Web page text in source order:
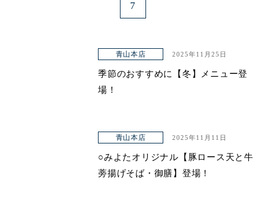
7
青山本店 2025年11月25日
季節のおすすめに【冬】メニュー登
場！
青山本店 2025年11月11日
○みよたオリジナル【豚ロース天と牛
蒡揚げそば・御膳】登場！